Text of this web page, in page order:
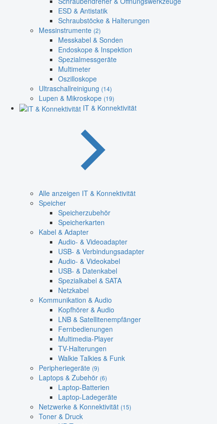
ESD & Antistatik
Schraubstöcke & Halterungen
Messinstrumente (2)
Messkabel & Sonden
Endoskope & Inspektion
Spezialmessgeräte
Multimeter
Oszilloskope
Ultraschallreinigung (14)
Lupen & Mikroskope (19)
IT & Konnektivität
Alle anzeigen IT & Konnektivität
Speicher
Speicherzubehör
Speicherkarten
Kabel & Adapter
Audio- & Videoadapter
USB- & Verbindungsadapter
Audio- & Videokabel
USB- & Datenkabel
Spezialkabel & SATA
Netzkabel
Kommunikation & Audio
Kopfhörer & Audio
LNB & Satellitenempfänger
Fernbedienungen
Multimedia-Player
TV-Halterungen
Walkie Talkies & Funk
Peripheriegeräte (9)
Laptops & Zubehör (6)
Laptop-Batterien
Laptop-Ladegeräte
Netzwerke & Konnektivität (15)
Toner & Druck